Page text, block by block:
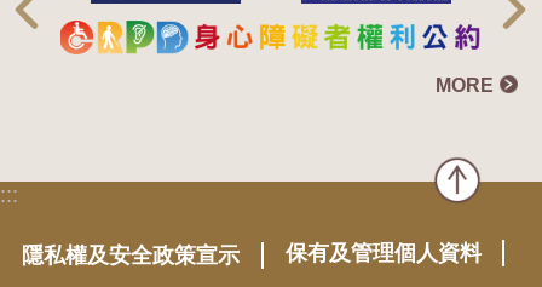
MORE
:::
隱私權及安全政策宣示 保有及管理個人資料